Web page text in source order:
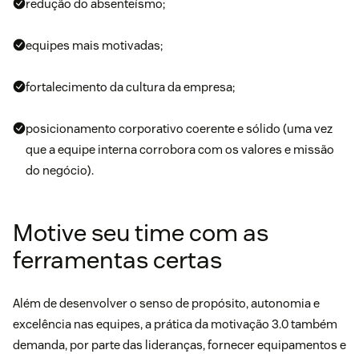
redução do absenteísmo;
equipes mais motivadas;
fortalecimento da cultura da empresa;
posicionamento corporativo coerente e sólido (uma vez
que a equipe interna corrobora com os valores e missão
do negócio).
Motive seu time com as
ferramentas certas
Além de desenvolver o senso de propósito, autonomia e
excelência nas equipes, a prática da motivação 3.0 também
demanda, por parte das lideranças, fornecer equipamentos e